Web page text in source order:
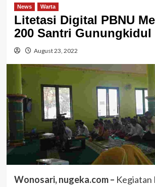
News Warta
Litetasi Digital PBNU
200 Santri Gunungkidul
August 23, 2022
Wonosari, nugeka.com – Kegiatan